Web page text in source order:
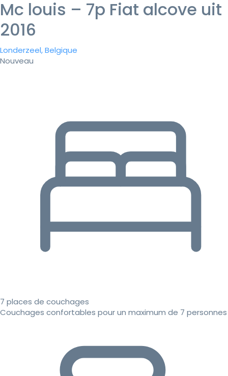
Mc louis – 7p Fiat alcove uit
2016
Londerzeel, Belgique
Nouveau
7 places de couchages
Couchages confortables pour un maximum de 7 personnes